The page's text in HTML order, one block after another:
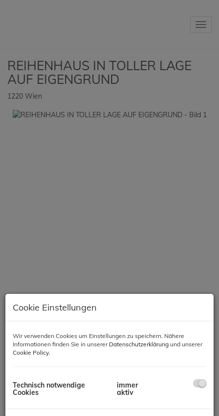
REIHENHAUS IN TOLLER LAGE
AUF EIGENGRUND
1220 Wien
Beschreibung
straßenseitiger Wohnanlage mit 13 Wohnungen sowie dem
zweiten hofseitigen Baukörper mit 13 Reihenhäusern.
Cookie Einstellungen
Wir verwenden Cookies um Einstellungen zu speichern. Nähere
Informationen finden Sie in unserer Datenschutzerklärung und unserer
Cookie Policy.
Technisch notwendige
Cookies
immer
aktiv